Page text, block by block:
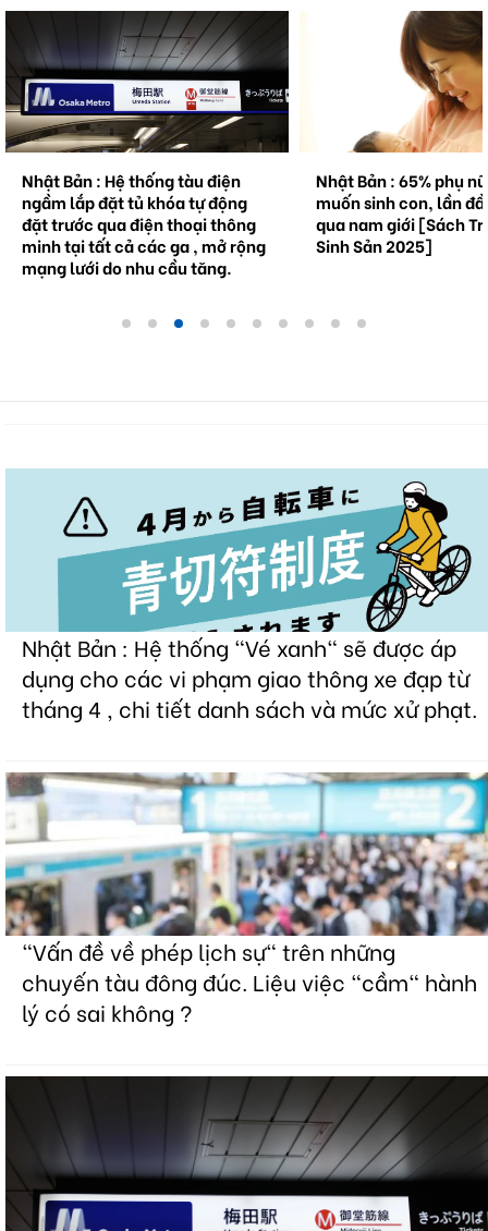
Nhật Bản : Hệ thống tàu điện
ngầm lắp đặt tủ khóa tự động
đặt trước qua điện thoại thông
minh tại tất cả các ga , mở rộng
mạng lưới do nhu cầu tăng.
Nhật Bản : 65% phụ
muốn sinh con, lần
qua nam giới [Sách
Sinh Sản 2025]
Nhật Bản : Hệ thống "Vé xanh" sẽ được áp
dụng cho các vi phạm giao thông xe đạp từ
tháng 4 , chi tiết danh sách và mức xử phạt.
"Vấn đề về phép lịch sự" trên những
chuyến tàu đông đúc. Liệu việc "cầm" hành
lý có sai không ?